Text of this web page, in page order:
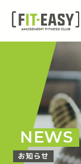
NEWS
お知らせ